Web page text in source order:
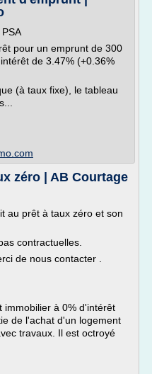
pour un emprunt de 300
de 3.47% (+0.36%
(à taux fixe), le tableau
zéro | AB Courtage
au prêt à taux zéro et son
contractuelles.
de nous contacter .
immobilier à 0% d'intérêt
de l'achat d'un logement
travaux. Il est octroyé